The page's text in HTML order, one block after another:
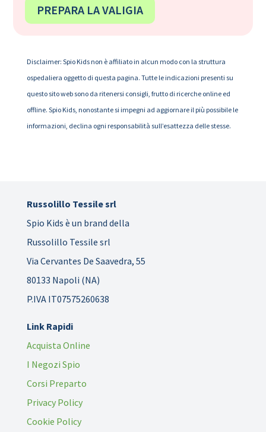
PREPARA LA VALIGIA
Disclaimer: Spio Kids non è affiliato in alcun modo con la struttura
ospedaliera oggetto di questa pagina. Tutte le indicazioni presenti su
questo sito web sono da ritenersi consigli, frutto di ricerche online ed
offline. Spio Kids, nonostante si impegni ad aggiornare il più possibile le
informazioni, declina ogni responsabilità sull’esattezza delle stesse.
Russolillo Tessile srl
Spio Kids è un brand della
Russolillo Tessile srl
Via Cervantes De Saavedra, 55
80133 Napoli (NA)
P.IVA IT07575260638
Link Rapidi
Acquista Online
I Negozi Spio
Corsi Preparto
Privacy Policy
Cookie Policy